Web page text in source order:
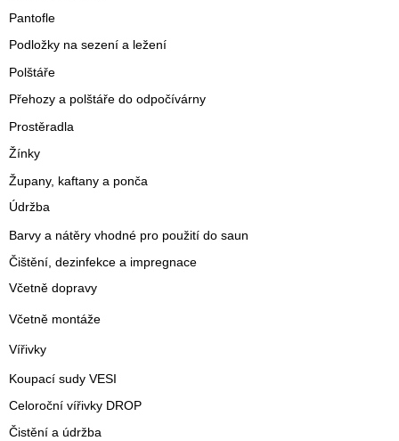
Pantofle
Podložky na sezení a ležení
Polštáře
Přehozy a polštáře do odpočívárny
Prostěradla
Žínky
Župany, kaftany a ponča
Údržba
Barvy a nátěry vhodné pro použití do saun
Čištění, dezinfekce a impregnace
Včetně dopravy
Včetně montáže
Vířivky
Koupací sudy VESI
Celoroční vířivky DROP
Čistění a údržba